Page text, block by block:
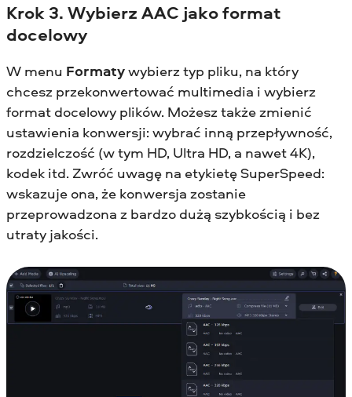
Krok 3. Wybierz AAC jako format
docelowy
W menu Formatywybierz typ pliku, na który
chcesz przekonwertować multimedia i wybierz
format docelowy plików. Możesz także zmienić
ustawienia konwersji: wybrać inną przepływność,
rozdzielczość (w tym HD, Ultra HD, a nawet 4K),
kodek itd. Zwróć uwagę na etykietę SuperSpeed:
wskazuje ona, że konwersja zostanie
przeprowadzona z bardzo dużą szybkością i bez
utraty jakości.